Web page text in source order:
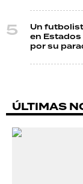
Un
en
por su
ÚLTIMAS